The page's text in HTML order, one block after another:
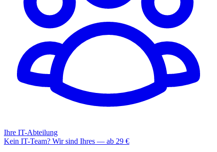
Ihre IT-Abteilung
Kein IT-Team? Wir sind Ihres — ab 29 €